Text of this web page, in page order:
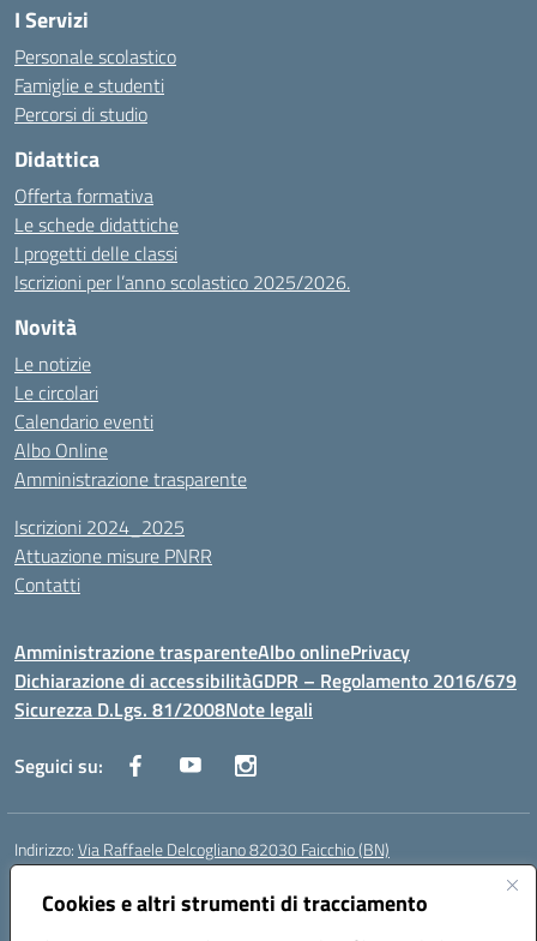
Cookies e altri strumenti di tracciamento
I Servizi
Personale scolastico
Famiglie e studenti
Percorsi di studio
Didattica
Offerta formativa
Le schede didattiche
I progetti delle classi
Iscrizioni per l’anno scolastico 2025/2026.
Novità
Le notizie
Le circolari
Calendario eventi
Albo Online
Amministrazione trasparente
Iscrizioni 2024_2025
Attuazione misure PNRR
Contatti
Amministrazione trasparenteAlbo onlinePrivacy
Dichiarazione di accessibilitàGDPR – Regolamento 2016/679
Sicurezza D.Lgs. 81/2008Note legali
Seguici su:
Indirizzo:Via Raffaele Delcogliano 82030 Faicchio (BN)
Centralino:
Posta elettronica certificata (PEC):bnis02300v@pec.istruzione.it